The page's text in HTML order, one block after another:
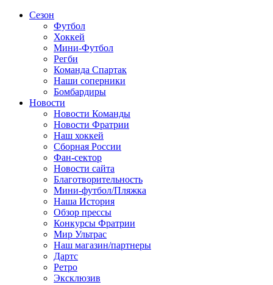
Сезон
Футбол
Хоккей
Мини-Футбол
Регби
Команда Спартак
Наши соперники
Бомбардиры
Новости
Новости Команды
Новости Фратрии
Наш хоккей
Сборная России
Фан-cектор
Новости сайта
Благотворительность
Мини-футбол/Пляжка
Наша История
Обзор прессы
Конкурсы Фратрии
Мир Ультрас
Наш магазин/партнеры
Дартс
Ретро
Эксклюзив